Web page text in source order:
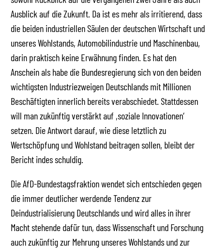
Ausblick auf die Zukunft. Da ist es mehr als irritierend, dass
die beiden industriellen Säulen der deutschen Wirtschaft und
unseres Wohlstands, Automobilindustrie und Maschinenbau,
darin praktisch keine Erwähnung finden. Es hat den
Anschein als habe die Bundesregierung sich von den beiden
wichtigsten Industriezweigen Deutschlands mit Millionen
Beschäftigten innerlich bereits verabschiedet. Stattdessen
will man zukünftig verstärkt auf ,soziale Innovationen‘
setzen. Die Antwort darauf, wie diese letztlich zu
Wertschöpfung und Wohlstand beitragen sollen, bleibt der
Bericht indes schuldig.
Die AfD-Bundestagsfraktion wendet sich entschieden gegen
die immer deutlicher werdende Tendenz zur
Deindustrialisierung Deutschlands und wird alles in ihrer
Macht stehende dafür tun, dass Wissenschaft und Forschung
auch zukünftig zur Mehrung unseres Wohlstands und zur